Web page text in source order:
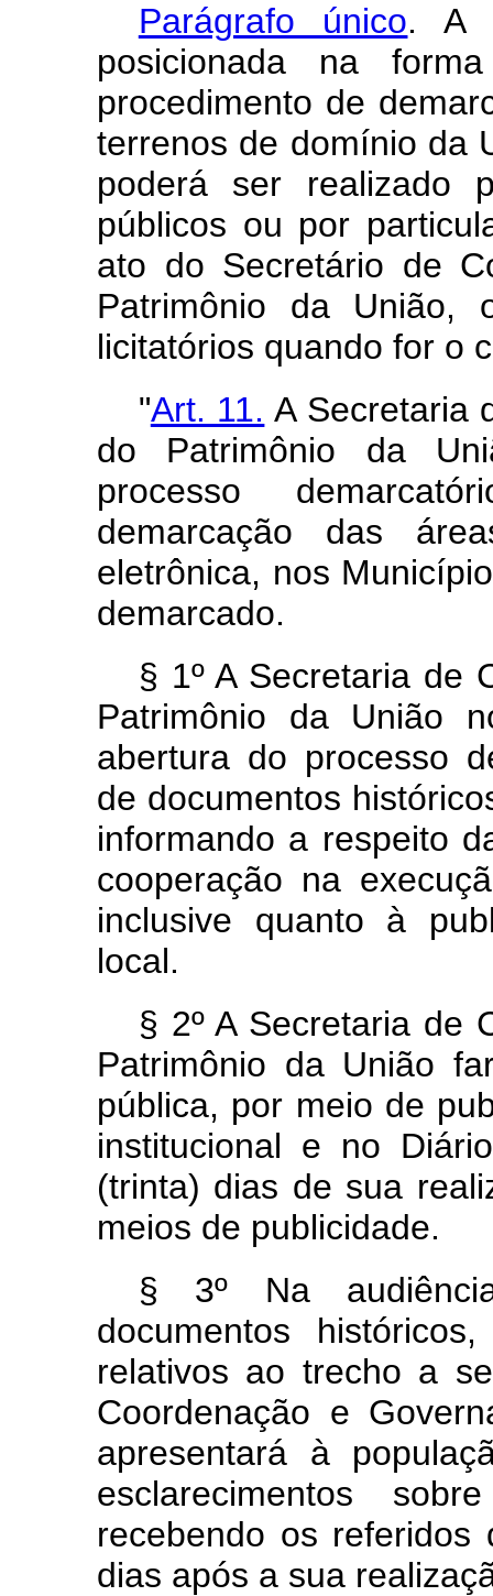
Parágrafo único. A
posicionada na
procedimento de
terrenos de domínio da
poderá ser realizado
públicos ou por
ato do Secretário de
Patrimônio da União,
licitatórios quando for o
"Art. 11. A Secretaria
do Patrimônio da
processo
demarcação das
eletrônica, nos
demarcado.
§ 1º A Secretaria de
Patrimônio da União
abertura do processo
de documentos
informando a respeito
cooperação na
inclusive quanto à
local.
§ 2º A Secretaria de
Patrimônio da União
pública, por meio de
institucional e no
(trinta) dias de sua
meios de publicidade.
§ 3º Na
documentos
relativos ao trecho a
Coordenação e
apresentará à
esclarecimentos
recebendo os
dias após a sua